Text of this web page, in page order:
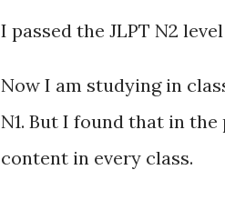
I passed the JLPT N2
Now I am studying in
N1. But I found that in
content in every class.